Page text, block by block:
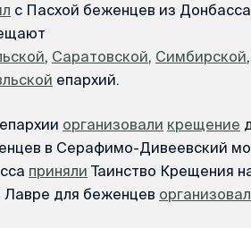
с Пасхой беженцев из
, Саратовской, Симбирской
епархий.
организовали крещение
в Серафимо-Дивеевский
приняли Таинство Крещения
для беженцев